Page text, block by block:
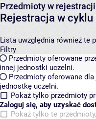
Przedmioty w rejestracji
Rejestracja w
Lista uwzględnia również te
Filtry
Przedmioty oferowane
innej jednostki uczelni.
Przedmioty oferowane
jednostkę uczelni.
Pokaż tylko przedmioty
Zaloguj się, aby uzyskać
Pokaż tylko te